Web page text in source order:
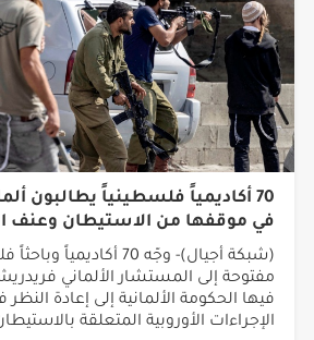
70 أكاديمياً فلسطينياً يطالبون
في موقفها من الاستيطان وعنف
(شبكة أجيال)- وجّه 70
مفتوحة إلى المستشار الألماني
فيها الحكومة الألمانية إلى إعادة
الإجراءات الأوروبية المتعلقة